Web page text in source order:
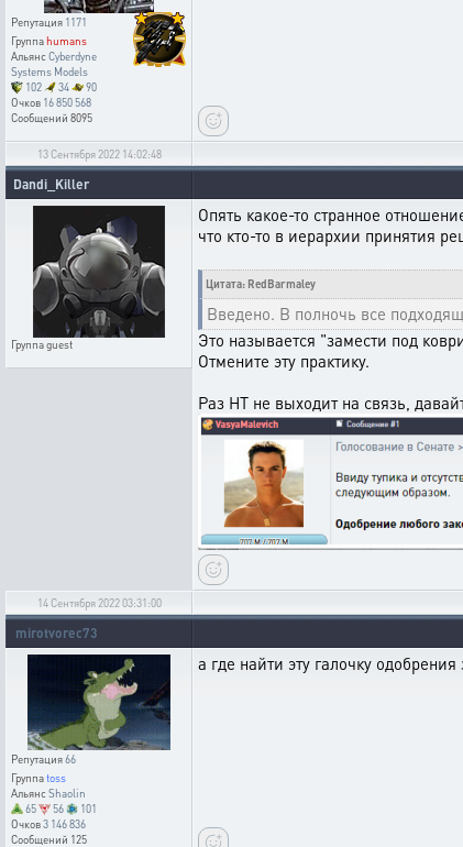
Репутация 1171
Группаhumans
АльянсCyberdyne
Systems Models
102
34
90
Очков 16 850 568
Сообщений 8095
13 Сентября 2022 14:02:48
Dandi_Killer
Группаguest
Опять какое-то странное
что кто-то в иерархии принятия
Цитата: RedBarmaley
Введено. В полночь все
Это называется "замести под
Отмените эту практику.
Раз НТ не выходит на связь,
14 Сентября 2022 03:31:00
mirotvorec73
Репутация66
Группаtoss
АльянсShaolin
65
56
101
Очков3 146 836
Сообщений 125
а где найти эту галочку одобрения